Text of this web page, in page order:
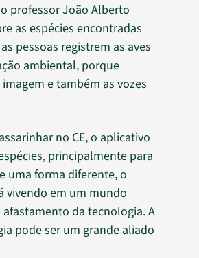
professor João Alberto
as espécies encontradas
pessoas registrem as aves
ambiental, porque
e também as vozes
no CE, o aplicativo
principalmente para
uma forma diferente, o
vivendo em um mundo
da tecnologia. A
pode ser um grande aliado